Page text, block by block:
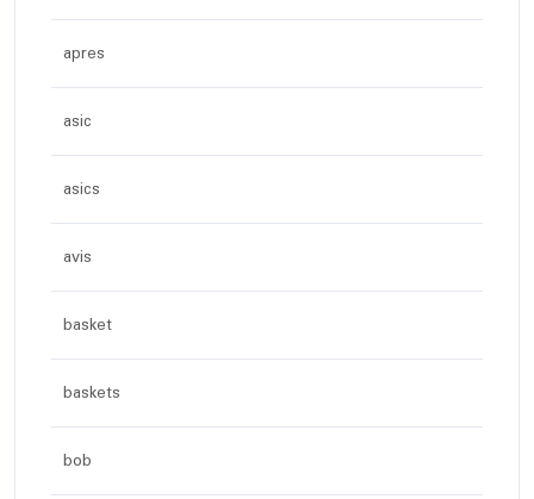
apres
asic
asics
avis
basket
baskets
bob